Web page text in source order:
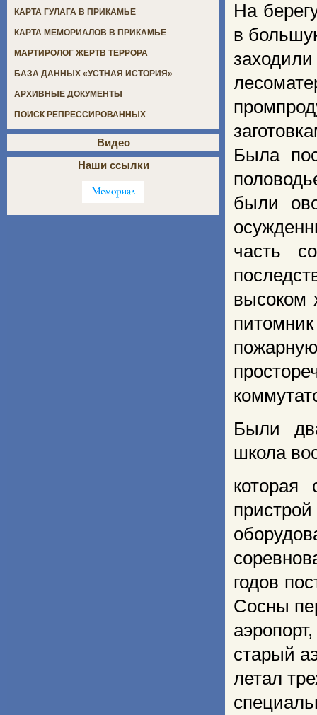
На
в
Была
были
часть
высоком
Были
школа
годов
Сосны
старый
летал
КАРТА ГУЛАГА В ПРИКАМЬЕ
КАРТА МЕМОРИАЛОВ В ПРИКАМЬЕ
МАРТИРОЛОГ ЖЕРТВ ТЕРРОРА
БАЗА ДАННЫХ «УСТНАЯ ИСТОРИЯ»
АРХИВНЫЕ ДОКУМЕНТЫ
ПОИСК РЕПРЕССИРОВАННЫХ
Видео
Наши ссылки